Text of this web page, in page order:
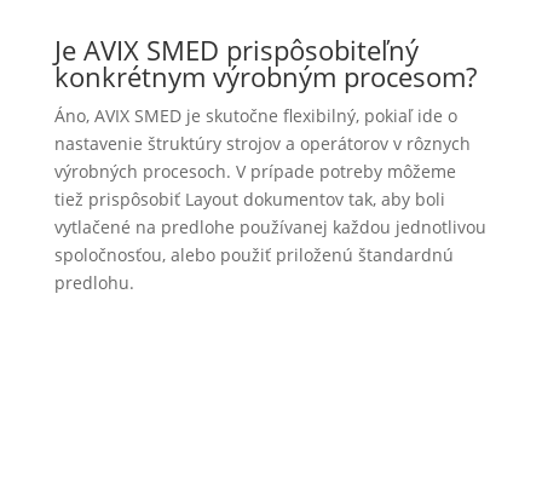
Je AVIX SMED prispôsobiteľný
konkrétnym výrobným procesom?
Áno, AVIX SMED je skutočne flexibilný, pokiaľ ide o
nastavenie štruktúry strojov a operátorov v rôznych
výrobných procesoch. V prípade potreby môžeme
tiež prispôsobiť Layout dokumentov tak, aby boli
vytlačené na predlohe používanej každou jednotlivou
spoločnosťou, alebo použiť priloženú štandardnú
predlohu.